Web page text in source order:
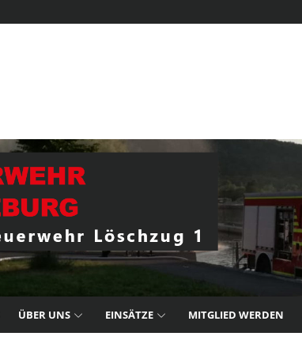
ÜBER UNS EINSÄTZE MITGLIED WERDEN